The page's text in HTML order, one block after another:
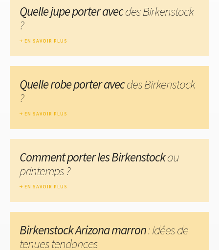
Quelle jupe porter avecdes Birkenstock
?
EN SAVOIR PLUS
Quelle robe porter avecdes Birkenstock
?
EN SAVOIR PLUS
Comment porter les Birkenstockau
printemps ?
EN SAVOIR PLUS
Birkenstock Arizona marron: idées de
tenues tendances